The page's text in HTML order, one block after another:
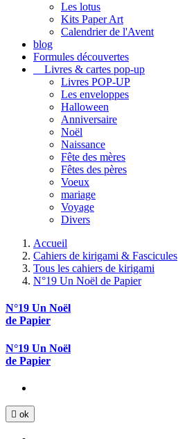
Les lotus
Kits Paper Art
Calendrier de l'Avent
blog
Formules découvertes
Livres & cartes pop-up
Livres POP-UP
Les enveloppes
Halloween
Anniversaire
Noël
Naissance
Fête des mères
Fêtes des pères
Voeux
mariage
Voyage
Divers
Accueil
Cahiers de kirigami & Fascicules
Tous les cahiers de kirigami
N°19 Un Noël de Papier
N°19 Un Noël
de Papier
N°19 Un Noël
de Papier
 ok